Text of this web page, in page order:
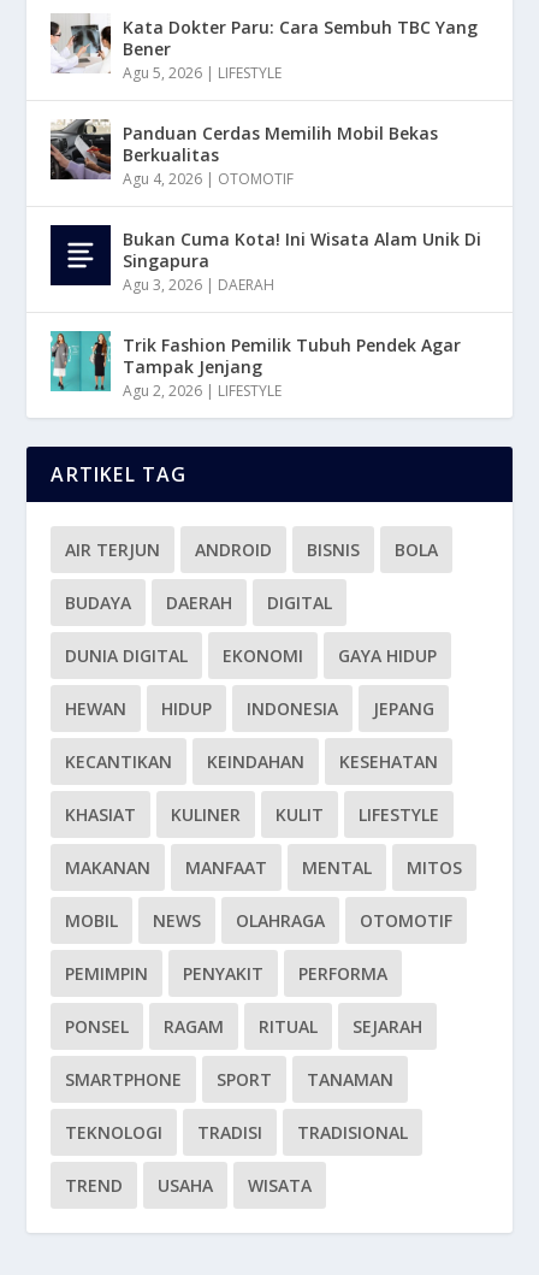
Kata Dokter Paru: Cara Sembuh TBC Yang
Bener
Agu 5, 2026 | LIFESTYLE
Panduan Cerdas Memilih Mobil Bekas
Berkualitas
Agu 4, 2026 | OTOMOTIF
Bukan Cuma Kota! Ini Wisata Alam Unik Di
Singapura
Agu 3, 2026 | DAERAH
Trik Fashion Pemilik Tubuh Pendek Agar
Tampak Jenjang
Agu 2, 2026 | LIFESTYLE
ARTIKEL TAG
AIR TERJUN ANDROID BISNIS BOLA
BUDAYA DAERAH DIGITAL
DUNIA DIGITAL EKONOMI GAYA HIDUP
HEWAN HIDUP INDONESIA JEPANG
KECANTIKAN KEINDAHAN KESEHATAN
KHASIAT KULINER KULIT LIFESTYLE
MAKANAN MANFAAT MENTAL MITOS
MOBIL NEWS OLAHRAGA OTOMOTIF
PEMIMPIN PENYAKIT PERFORMA
PONSEL RAGAM RITUAL SEJARAH
SMARTPHONE SPORT TANAMAN
TEKNOLOGI TRADISI TRADISIONAL
TREND USAHA WISATA